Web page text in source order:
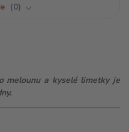
0
melounu a kyselé limetky je